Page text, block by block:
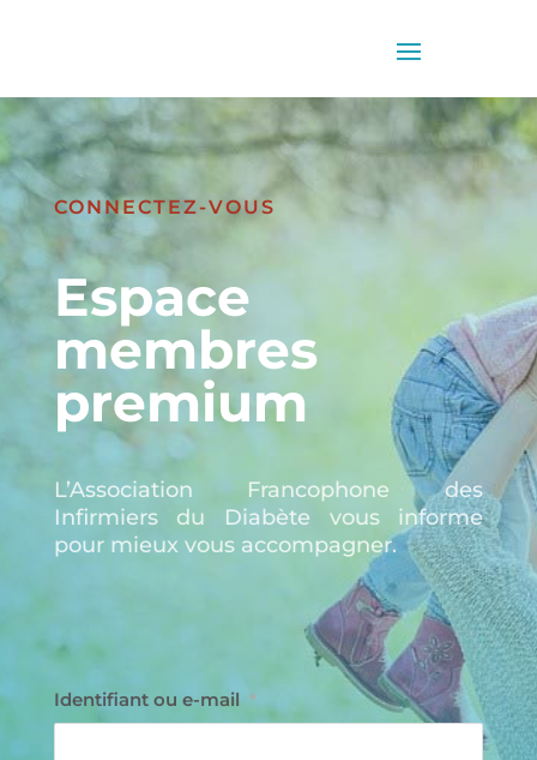
CONNECTEZ-VOUS
Espace
membres
premium
L’Association Francophone des
Infirmiers du Diabète vous informe
pour mieux vous accompagner.
Identifiant ou e-mail *